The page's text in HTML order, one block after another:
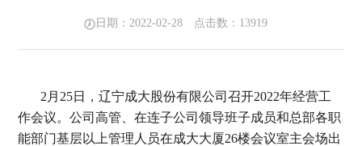
日期：2022-02-28 点击数： 13919
2月25日，辽宁成大股份有限公司召开2022年经营工
作会议。公司高管、在连子公司领导班子成员和总部各职
能部门基层以上管理人员在成大大厦26楼会议室主会场出